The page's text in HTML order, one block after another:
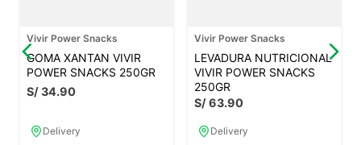
Vivir Power Snacks
GOMA XANTAN VIVIR
POWER SNACKS 250GR
S/34.90
Delivery
Vivir Power Snacks
LEVADURA NUTRICIONAL
VIVIR POWER SNACKS
250GR
S/63.90
Delivery